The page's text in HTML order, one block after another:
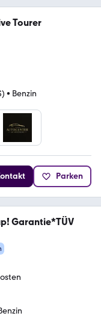
Tourer
• Benzin
Parken
Garantie*TÜV